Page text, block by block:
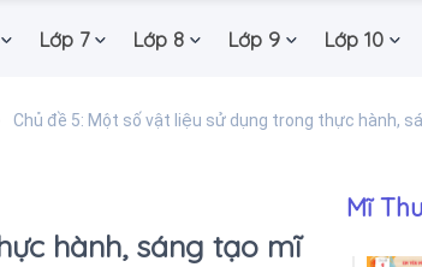
Lớp 7 Lớp 8 Lớp 9 Lớp 10
Chủ đề 5: Một số vật liệu sử dụng trong thực hành,
hành, sáng tạo mĩ
Mĩ